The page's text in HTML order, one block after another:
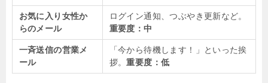
お気に入り女性か
らのメール
ログイン通知、つぶやき更新など。
重要度：中
一斉送信の営業メ
ール
「今から待機します！」といった挨
拶。重要度：低